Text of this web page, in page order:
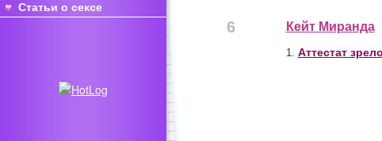
Статьи о сексе
6 Кейт Миранда
1. Аттестат